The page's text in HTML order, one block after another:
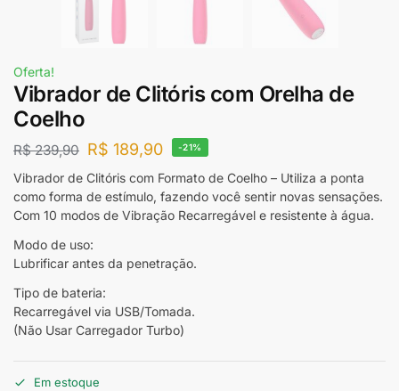
Oferta!
Vibrador de Clitóris com Orelha de
Coelho
R$239,90 R$ 189,90 -21%
Vibrador de Clitóris com Formato de Coelho – Utiliza a ponta
como forma de estímulo, fazendo você sentir novas sensações.
Com 10 modos de Vibração Recarregável e resistente à água.
Modo de uso:
Lubrificar antes da penetração.
Tipo de bateria:
Recarregável via USB/Tomada.
(Não Usar Carregador Turbo)
Em estoque